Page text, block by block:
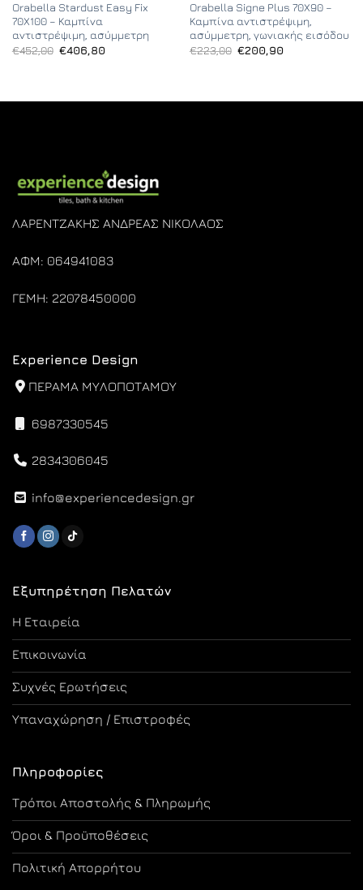
Orabella Stardust Easy Fix
70X100 – Καμπίνα
αντιστρέψιμη, ασύμμετρη
€452,00 Original
€406,80Η
Orabella Signe Plus 70X90 –
Καμπίνα αντιστρέψιμη,
ασύμμετρη, γωνιακής εισόδου
€223,00 Original
€200,90Η
ΛΑΡΕΝΤΖΑΚΗΣ ΑΝΔΡΕΑΣ ΝΙΚΟΛΑΟΣ
ΑΦΜ: 064941083
ΓΕΜΗ: 22078450000
Εξυπηρέτηση Πελατών
Η Εταιρεία
Επικοινωνία
Συχνές Ερωτήσεις
Υπαναχώρηση / Επιστροφές
Πληροφορίες
Τρόποι Αποστολής & Πληρωμής
Όροι & Προϋποθέσεις
Πολιτική Απορρήτου
Experience Design
ΠΕΡΑΜΑ ΜΥΛΟΠΟΤΑΜΟΥ
6987330545
2834306045
info@experiencedesign.gr